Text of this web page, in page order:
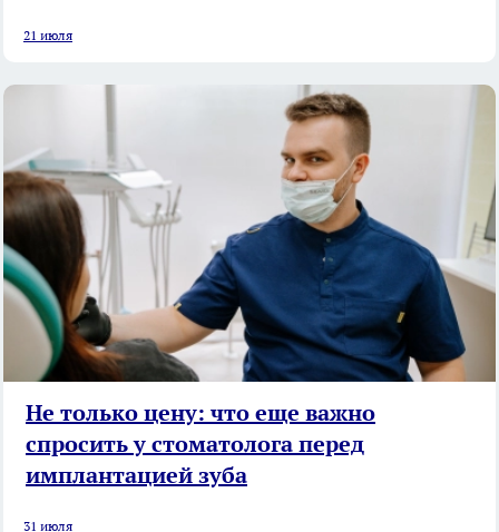
21 июля
Не только цену: что еще важно
спросить у стоматолога перед
имплантацией зуба
31 июля